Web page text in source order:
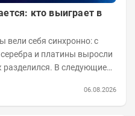
кто выиграет в
вели себя синхронно: с
и платины выросли
разделился. В следующие
06.08.2026